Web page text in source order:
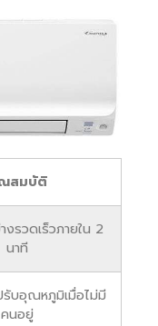
สมบัติ
รวดเร็วภายใน 2
นาที
รับอุณหภูมิเมื่อไม่มี
คนอยู่